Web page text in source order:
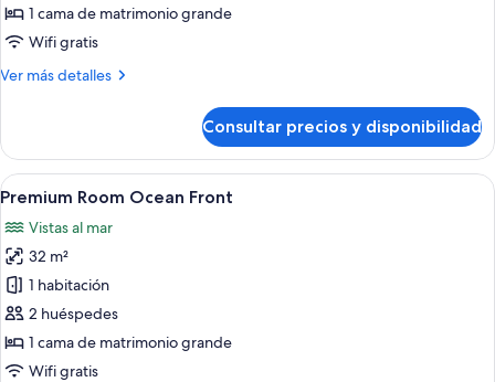
presidencial
(The
Reserve,
Garden
1 cama de matrimonio grande
Wifi gratis
Ver más detalles
Más
presidencial
(The
Reserve,
Villa)
Consultar precios y disponibilidad
Abrir
todas
las
fotos
de
Premium
Room
Ocean
Habitación de hotel con una cama
6
Premium Room Ocean Front
Vistas al mar
32 m²
1 habitación
2 huéspedes
1 cama de matrimonio grande
Wifi gratis